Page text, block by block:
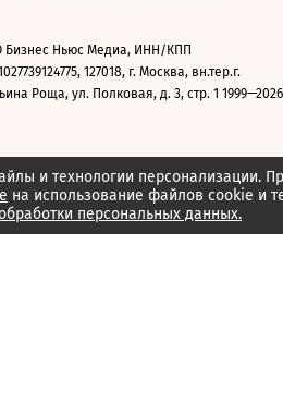
и технологии персонализации.
на использование файлов cookie и
персональных данных.
Ньюс Медиа, ИНН/КПП
127018, г. Москва, вн.тер.г.
Роща, ул. Полковая, д. 3, стр. 1 1999—2026